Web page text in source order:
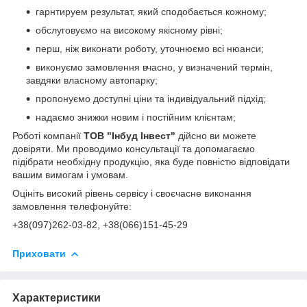
гарнтируем результат, який сподобається кожному;
обслуговуємо на високому якісному рівні;
перш, ніж виконати роботу, уточнюємо всі нюанси;
виконуємо замовлення вчасно, у визначений термін,
завдяки власному автопарку;
пропонуємо доступні ціни та індивідуальний підхід;
надаємо знижки новим і постійним клієнтам;
Роботі компанії ТОВ "Інбуд Інвест" дійсно ви можете
довіряти. Ми проводимо консультації та допомагаємо
підібрати необхідну продукцію, яка буде повністю відповідати
вашим вимогам і умовам.
Оцініть високий рівень сервісу і своєчасне виконання
замовлення телефонуйте:
+38(097)262-03-82 , +38(066)151-45-29
Приховати
Характеристики